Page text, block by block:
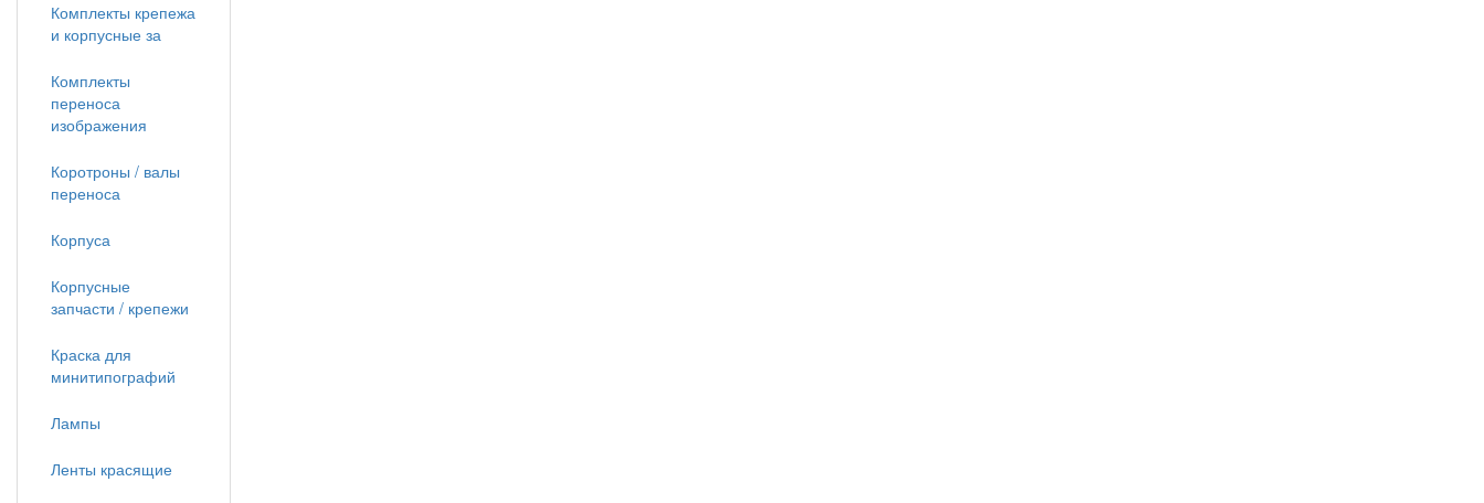
Комплекты крепежа
и корпусные за
Комплекты
переноса
изображения
Коротроны / валы
переноса
Корпуса
Корпусные
запчасти / крепежи
Краска для
минитипографий
Лампы
Ленты красящие